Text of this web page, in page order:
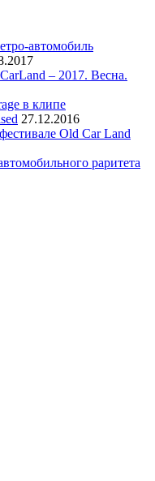
автомобиль
– 2017. Весна.
в клипе
27.12.2016
Old Car Land
раритета